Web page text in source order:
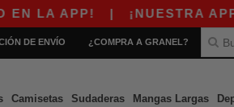
|¡NUESTRA APP YA ESTÁ
DE ENVÍO ¿COMPRA A GRANEL?
Camisetas Sudaderas Mangas Largas